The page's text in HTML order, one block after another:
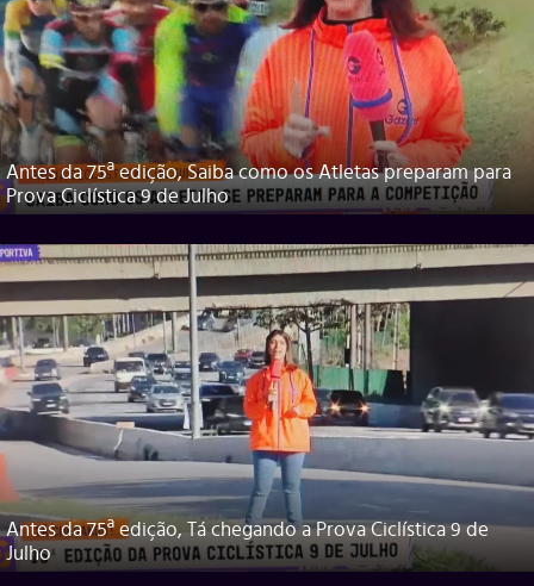
Antes da 75ª edição, Saiba como os Atletas preparam para
Prova Ciclística 9 de Julho
Antes da 75ª edição, Tá chegando a Prova Ciclística 9 de
Julho